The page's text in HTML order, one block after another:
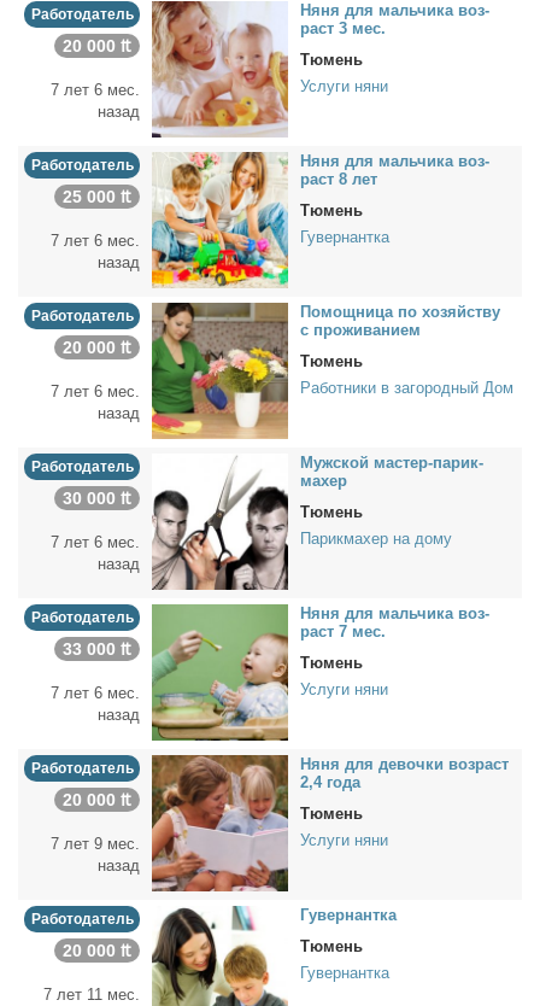
Работодатель
20 000 ₶
7 лет 6 мес.
назад
Ня­ня для маль­чи­ка воз­
раст 3 мес.
Тюмень
Услуги няни
Работодатель
25 000 ₶
7 лет 6 мес.
назад
Ня­ня для маль­чи­ка воз­
раст 8 лет
Тюмень
Гувернантка
Работодатель
20 000 ₶
7 лет 6 мес.
назад
По­мощ­ни­ца по хо­зяй­ству
с про­жи­ва­ни­ем
Тюмень
Работники в загородный Дом
Работодатель
30 000 ₶
7 лет 6 мес.
назад
Муж­ской ма­стер-па­рик­
махер
Тюмень
Парикмахер на дому
Работодатель
33 000 ₶
7 лет 6 мес.
назад
Ня­ня для маль­чи­ка воз­
раст 7 мес.
Тюмень
Услуги няни
Работодатель
20 000 ₶
7 лет 9 мес.
назад
Ня­ня для де­воч­ки воз­раст
2,4 го­да
Тюмень
Услуги няни
Работодатель
20 000 ₶
7 лет 11 мес.
Гу­вер­нант­ка
Тюмень
Гувернантка